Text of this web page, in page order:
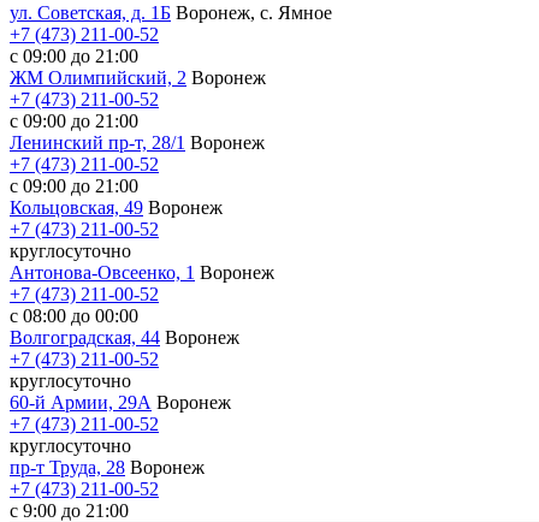
ул. Советская, д. 1Б Воронеж, с. Ямное
+7 (473) 211-00-52
с 09:00 до 21:00
ЖМ Олимпийский, 2 Воронеж
+7 (473) 211-00-52
с 09:00 до 21:00
Ленинский пр-т, 28/1 Воронеж
+7 (473) 211-00-52
с 09:00 до 21:00
Кольцовская, 49 Воронеж
+7 (473) 211-00-52
круглосуточно
Антонова-Овсеенко, 1 Воронеж
+7 (473) 211-00-52
с 08:00 до 00:00
Волгоградская, 44 Воронеж
+7 (473) 211-00-52
круглосуточно
60-й Армии, 29А Воронеж
+7 (473) 211-00-52
круглосуточно
пр-т Труда, 28 Воронеж
+7 (473) 211-00-52
c 9:00 до 21:00